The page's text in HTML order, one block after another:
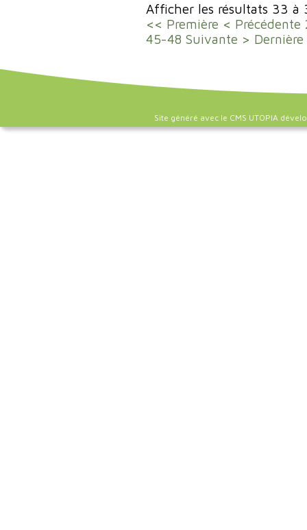
Afficher les résultats 33 à
<< Première < Précédente
45-48 Suivante >
Site généré avec le CMS UTOPIA